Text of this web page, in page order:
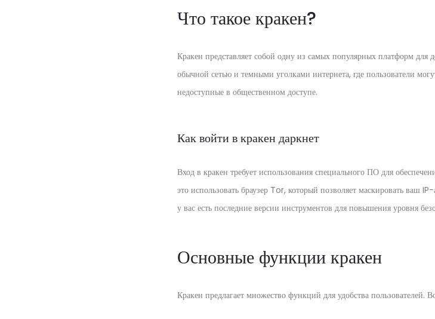
Что такое кракен?
Кракен представляет собой одну из самых популярных платформ для
обычной сетью и темными уголками интернета, где пользователи
недоступные в общественном доступе.
Как войти в кракен даркнет
Вход в кракен требует использования специального ПО для
это использовать браузер Tor, который позволяет маскировать ваш
у вас есть последние версии инструментов для повышения уровня
Основные функции кракен
Кракен предлагает множество функций для удобства пользователей.